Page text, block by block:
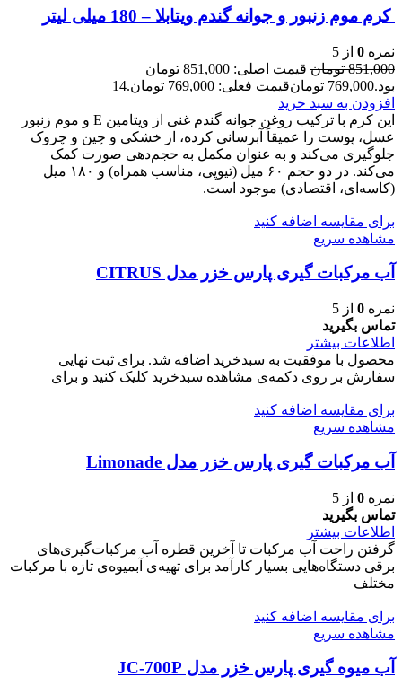
کرم موم زنبور و جوانه گندم ویتابلا – 180 میلی لیتر
نمره 0 از 5
851,000 تومان
قیمت اصلی: 851,000 تومان
بود.769,000 تومانقیمت فعلی: 769,000 تومان.
14
افزودن به سبد خرید
این کرم با ترکیب روغن جوانه گندم غنی از ویتامین E و موم زنبور
عسل، پوست را عمیقاً آبرسانی کرده، از خشکی و چین و چروک
جلوگیری می‌کند و به عنوان مکمل به حجم‌دهی صورت کمک
می‌کند. در دو حجم ۶۰ میل (تیوپی، مناسب همراه) و ۱۸۰ میل
(کاسه‌ای، اقتصادی) موجود است.
برای مقایسه اضافه کنید
مشاهده سریع
آب مرکبات گیری پارس خزر مدل CITRUS
نمره 0 از 5
تماس بگیرید
اطلاعات بیشتر
محصول با موفقیت به سبدخرید اضافه شد. برای ثبت نهایی
سفارش بر روی دکمه‌ی مشاهده سبدخرید کلیک کنید و برای
برای مقایسه اضافه کنید
مشاهده سریع
آب مرکبات گیری پارس خزر مدل Limonade
نمره 0 از 5
تماس بگیرید
اطلاعات بیشتر
گرفتن راحت آب مرکبات تا آخرین قطره آب مرکبات‌گیری‌های
برقی دستگاه‌هایی بسیار کارآمد برای تهیه‌ی آبمیوه‌ی تازه با مرکبات
مختلف
برای مقایسه اضافه کنید
مشاهده سریع
آب میوه گیری پارس خزر مدل JC-700P